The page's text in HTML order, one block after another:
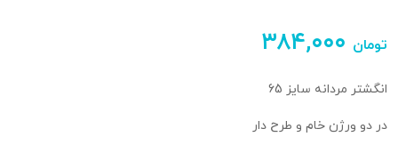
۳۸۴,۰۰۰ تومان
انگشتر مردانه سایز 65
در دو ورژن خام و طرح دار